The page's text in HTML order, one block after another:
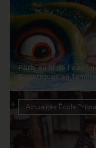
Paris au fil de l’eau :
aquatiques en famille
Actualités École